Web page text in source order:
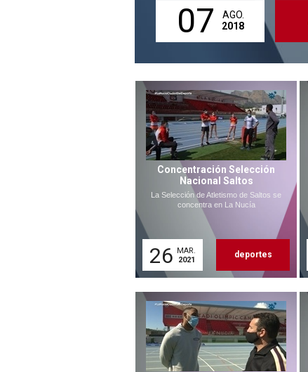
07
AGO.
2018
Concentración Selección
Nacional Saltos
La Selección de Atletismo de Saltos se
concentra en La Nucía
26 MAR.
2021
deportes